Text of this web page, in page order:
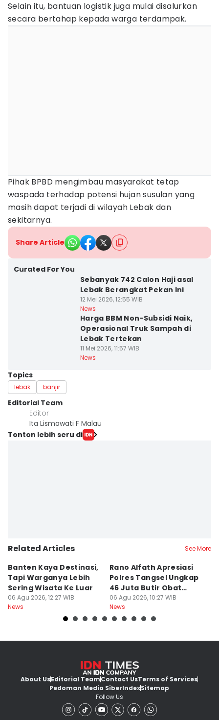
Selain itu, bantuan logistik juga mulai disalurkan
secara bertahap kepada warga terdampak.
Pihak BPBD mengimbau masyarakat tetap
waspada terhadap potensi hujan susulan yang
masih dapat terjadi di wilayah Lebak dan
sekitarnya.
Share Article
Curated For You
Sebanyak 742 Calon Haji asal
Lebak Berangkat Pekan Ini
12 Mei 2026, 12:55 WIB
News
Harga BBM Non-Subsidi Naik,
Operasional Truk Sampah di
Lebak Tertekan
11 Mei 2026, 11:57 WIB
News
Topics
lebak banjir
Editorial Team
Editor
Ita Lismawati F Malau
Tonton lebih seru di
Related Articles See More
Banten Kaya Destinasi,
Tapi Warganya Lebih
Sering Wisata Ke Luar
06 Agu 2026, 12:27 WIB
News
Rano Alfath Apresiasi
Polres Tangsel Ungkap
46 Juta Butir Obat
Keras
06 Agu 2026, 10:27 WIB
News
About UsEditorial TeamContact UsTerms of Services
Pedoman Media SiberIndexSitemap
Follow Us